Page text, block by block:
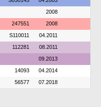
2008
247551 2008
S110011 04.2011
112281 08.2011
09.2013
14093 04.2014
56577 07.2018